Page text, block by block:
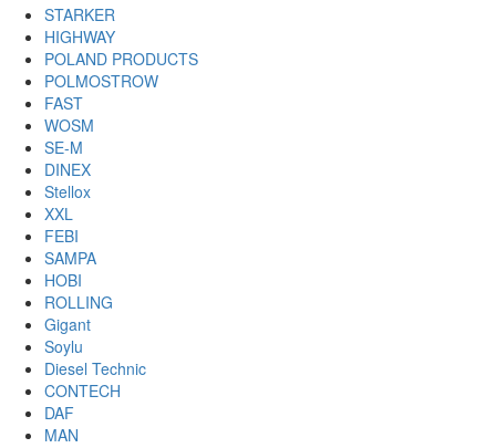
STARKER
HIGHWAY
POLAND PRODUCTS
POLMOSTROW
FAST
WOSM
SE-M
DINEX
Stellox
XXL
FEBI
SAMPA
HOBI
ROLLING
Gigant
Soylu
Diesel Technic
CONTECH
DAF
MAN